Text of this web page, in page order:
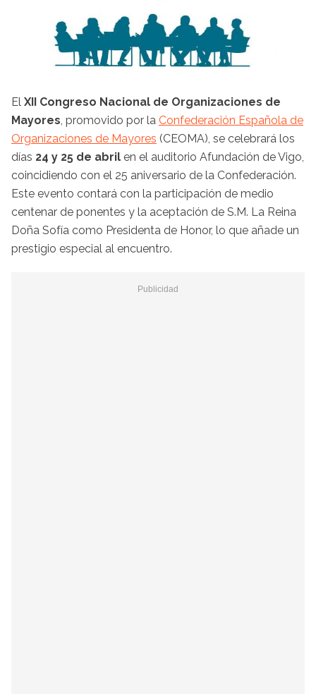
El XII Congreso Nacional de Organizaciones de
Mayores, promovido por la Confederación Española de
Organizaciones de Mayores (CEOMA), se celebrará los
días 24 y 25 de abril en el auditorio Afundación de Vigo,
coincidiendo con el 25 aniversario de la Confederación.
Este evento contará con la participación de medio
centenar de ponentes y la aceptación de S.M. La Reina
Doña Sofía como Presidenta de Honor, lo que añade un
prestigio especial al encuentro.